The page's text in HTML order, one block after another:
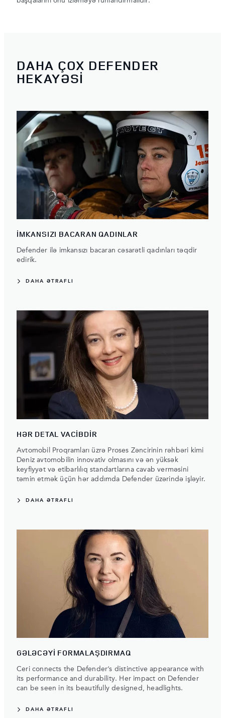
DAHA ÇOX DEFENDER
HEKAYƏSİ
İMKANSIZI BACARAN QADINLAR
Defender ilə imkansızı bacaran cəsarətli qadınları təqdir
edirik.
DAHA ƏTRAFLI
HƏR DETAL VACİBDİR
Avtomobil Proqramları üzrə Proses Zəncirinin rəhbəri kimi
Deniz avtomobilin innovativ olmasını və ən yüksək
keyfiyyət və etibarlılıq standartlarına cavab verməsini
təmin etmək üçün hər addımda Defender üzərində işləyir.
DAHA ƏTRAFLI
GƏLƏCƏYİ FORMALAŞDIRMAQ
Ceri connects the Defender’s distinctive appearance with
its performance and durability. Her impact on Defender
can be seen in its beautifully designed, headlights.
DAHA ƏTRAFLI